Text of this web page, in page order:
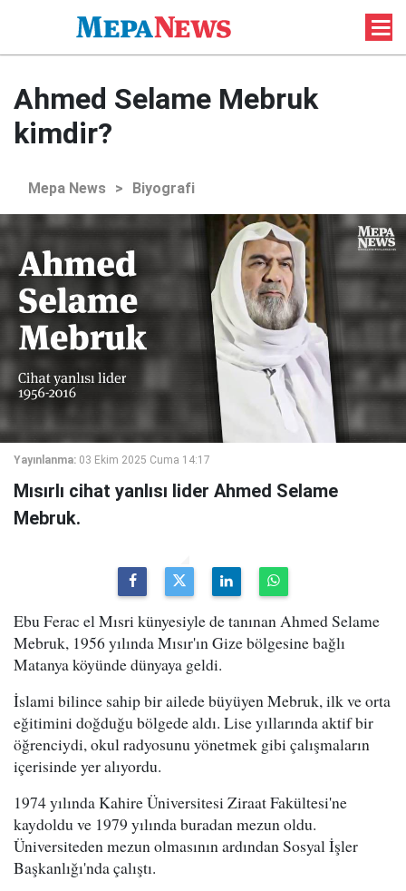
Ahmed Selame Mebruk
kimdir?
Mepa News > Biyografi
Yayınlanma: 03 Ekim 2025 Cuma 14:17
Mısırlı cihat yanlısı lider Ahmed Selame
Mebruk.
Ebu Ferac el Mısri künyesiyle de tanınan Ahmed Selame
Mebruk, 1956 yılında Mısır'ın Gize bölgesine bağlı
Matanya köyünde dünyaya geldi.
İslami bilince sahip bir ailede büyüyen Mebruk, ilk ve orta
eğitimini doğduğu bölgede aldı. Lise yıllarında aktif bir
öğrenciydi, okul radyosunu yönetmek gibi çalışmaların
içerisinde yer alıyordu.
1974 yılında Kahire Üniversitesi Ziraat Fakültesi'ne
kaydoldu ve 1979 yılında buradan mezun oldu.
Üniversiteden mezun olmasının ardından Sosyal İşler
Başkanlığı'nda çalıştı.